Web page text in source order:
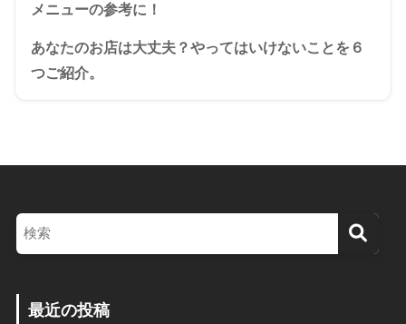
メニューの参考に！
あなたのお店は大丈夫？やってはいけないことを６
つご紹介。
最近の投稿